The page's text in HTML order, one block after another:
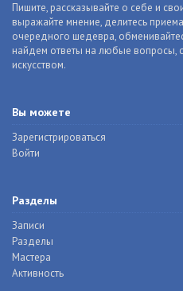
Пишите, рассказывайте о себе и
выражайте мнение, делитесь
очередного шедевра,
найдем ответы на любые вопросы,
искусством.
Вы можете
Зарегистрироваться
Войти
Разделы
Записи
Разделы
Мастера
Активность